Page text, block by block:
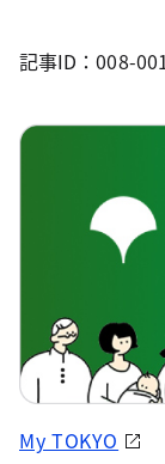
記事ID：008-
My TOKYO